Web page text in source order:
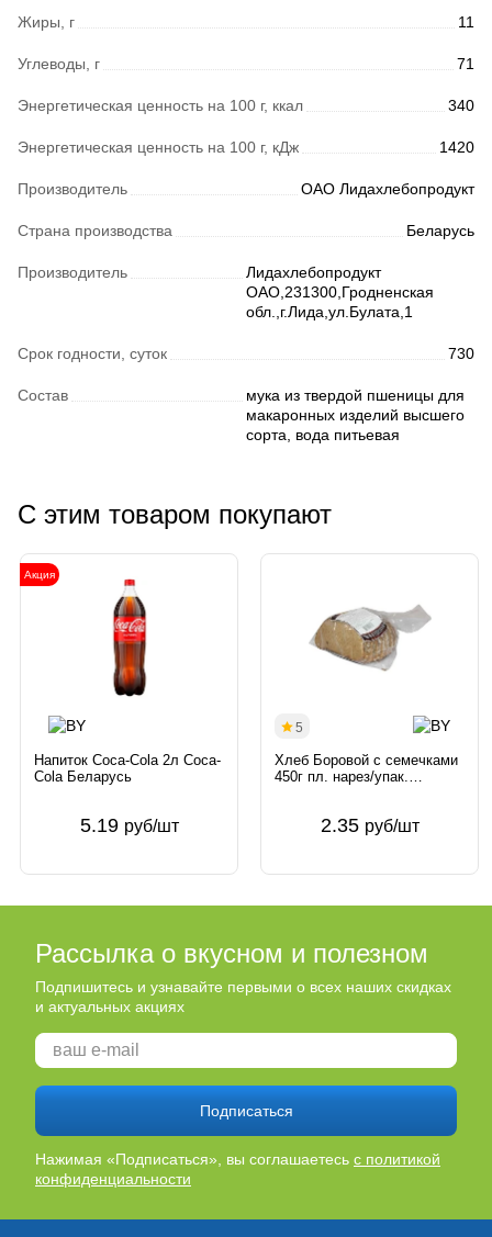
Жиры, г 11
Углеводы, г 71
Энергетическая ценность на 100 г, ккал 340
Энергетическая ценность на 100 г, кДж 1420
Производитель ОАО Лидахлебопродукт
Страна производства Беларусь
Производитель
Лидахлебопродукт
ОАО,231300,Гродненская
обл.,г.Лида,ул.Булата,1
Срок годности, суток 730
Состав
мука из твердой пшеницы для
макаронных изделий высшего
сорта, вода питьевая
С этим товаром покупают
Акция
Напиток Coca-Cola 2л Coca-
Cola Беларусь
5.19 руб/шт
5
Хлеб Боровой с семечками
450г пл. нарез/упак.
2.35 руб/шт
Рассылка о вкусном и полезном
Подпишитесь и узнавайте первыми о всех наших скидках
и актуальных акциях
Подписаться
Нажимая «Подписаться», вы соглашаетесь с политикой
конфиденциальности